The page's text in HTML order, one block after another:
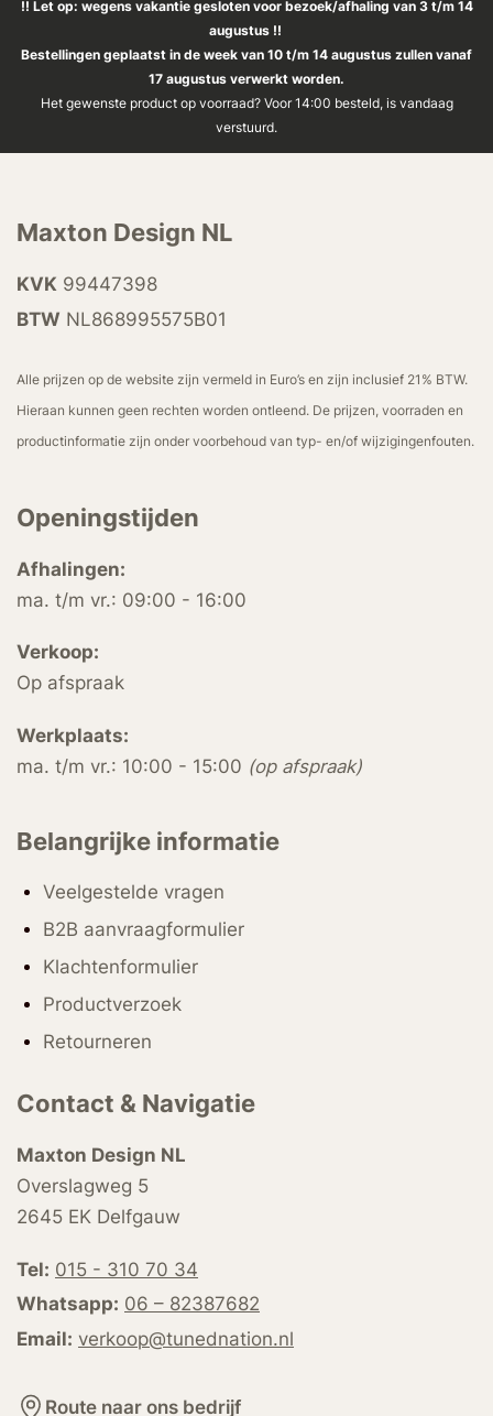
!! Let op: wegens vakantie gesloten voor bezoek/afhaling van 3 t/m 14
augustus !!
Bestellingen geplaatst in de week van 10 t/m 14 augustus zullen vanaf
17 augustus verwerkt worden.
Het gewenste product op voorraad? Voor 14:00 besteld, is vandaag
verstuurd.
Maxton Design NL
KVK 99447398
BTW NL868995575B01
Alle prijzen op de website zijn vermeld in Euro’s en zijn inclusief 21% BTW.
Hieraan kunnen geen rechten worden ontleend. De prijzen, voorraden en
productinformatie zijn onder voorbehoud van typ- en/of wijzigingenfouten.
Openingstijden
Afhalingen:
ma. t/m vr.: 09:00 - 16:00
Verkoop:
Op afspraak
Werkplaats:
ma. t/m vr.: 10:00 - 15:00 (op afspraak)
Belangrijke informatie
Veelgestelde vragen
B2B aanvraagformulier
Klachtenformulier
Productverzoek
Retourneren
Contact & Navigatie
Maxton Design NL
Overslagweg 5
2645 EK Delfgauw
Tel: 015 - 310 70 34
Whatsapp: 06 – 82387682
Email: verkoop@tunednation.nl
Route naar ons bedrijf